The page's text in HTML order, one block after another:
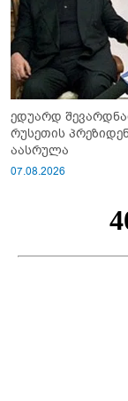
ედუარდ
რუსეთის
აასრულა
07.08.2026